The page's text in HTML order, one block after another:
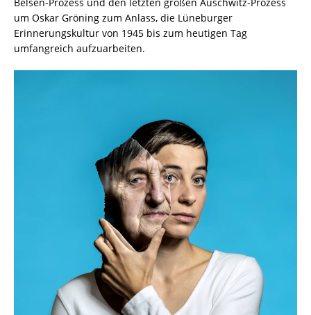
um Oskar Gröning zum Anlass, die Lüneburger
Erinnerungskultur von 1945 bis zum heutigen Tag
umfangreich aufzuarbeiten.